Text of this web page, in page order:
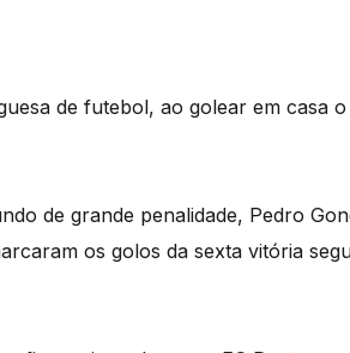
de futebol, ao golear em casa o
de grande penalidade, Pedro
os golos da sexta vitória